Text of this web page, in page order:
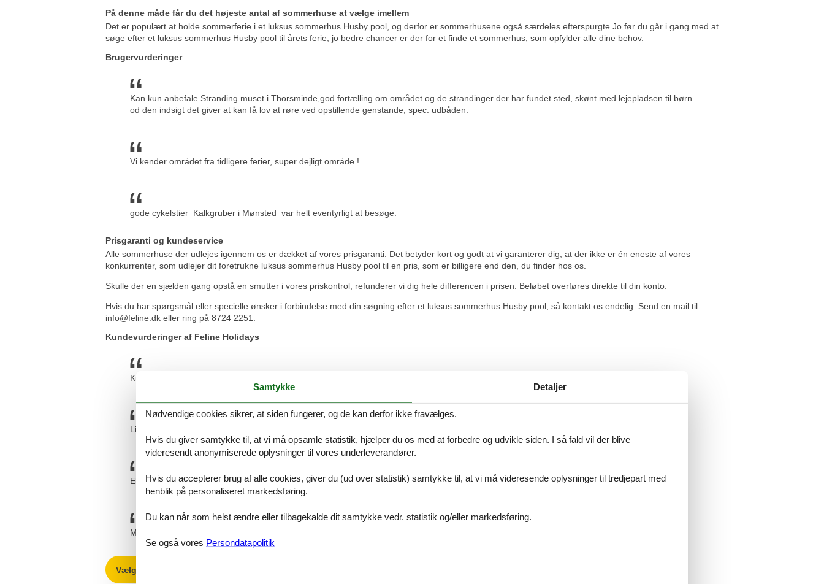
På denne måde får du det højeste antal af sommerhuse at vælge imellem
Det er populært at holde sommerferie i et luksus sommerhus Husby pool, og derfor er sommerhusene også særdeles efterspurgte.Jo før du går i gang med at
søge efter et luksus sommerhus Husby pool til årets ferie, jo bedre chancer er der for et finde et sommerhus, som opfylder alle dine behov.
Brugervurderinger
Kan kun anbefale Stranding muset i Thorsminde,god fortælling om området og de strandinger der har fundet sted, skønt med lejepladsen til børn
od den indsigt det giver at kan få lov at røre ved opstillende genstande, spec. udbåden.
Vi kender området fra tidligere ferier, super dejligt område !
gode cykelstier Kalkgruber i Mønsted var helt eventyrligt at besøge.
Prisgaranti og kundeservice
Alle sommerhuse der udlejes igennem os er dækket af vores prisgaranti. Det betyder kort og godt at vi garanterer dig, at der ikke er én eneste af vores
konkurrenter, som udlejer dit foretrukne luksus sommerhus Husby pool til en pris, som er billigere end den, du finder hos os.
Skulle der en sjælden gang opstå en smutter i vores priskontrol, refunderer vi dig hele differencen i prisen. Beløbet overføres direkte til din konto.
Hvis du har spørgsmål eller specielle ønsker i forbindelse med din søgning efter et luksus sommerhus Husby pool, så kontakt os endelig. Send en mail til
info@feline.dk eller ring på 8724 2251.
Kundevurderinger af Feline Holidays
Kun rosende ord til bookingforløbet :)
Lise var rigtig sød og hjælpsom :-)
Ekspeditionen hos Feline går hurtigt og er helt fin.
Meget fin service og dejligt med pdf filer frem for alm. breve.
Vælg mellem 136 sommerhuse
Samtykke Detaljer
Nødvendige cookies sikrer, at siden fungerer, og de kan derfor ikke fravælges.
Hvis du giver samtykke til, at vi må opsamle statistik, hjælper du os med at forbedre og udvikle siden. I så fald vil der blive
videresendt anonymiserede oplysninger til vores underleverandører.
Hvis du accepterer brug af alle cookies, giver du (ud over statistik) samtykke til, at vi må videresende oplysninger til tredjepart med
henblik på personaliseret markedsføring.
Du kan når som helst ændre eller tilbagekalde dit samtykke vedr. statistik og/eller markedsføring.
Se også vores Persondatapolitik